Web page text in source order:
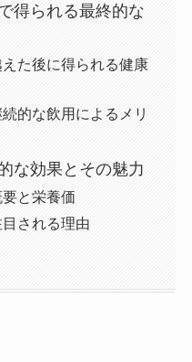
得られる最終的な
た後に得られる健康
的な飲用によるメリ
な効果とその魅力
と栄養価
される理由